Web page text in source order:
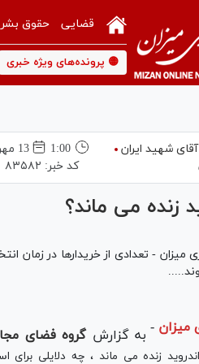
قضایی حقوق بشر
🟡 پرونده‌های ویژه خبری
شهید ایران
1:00
13 مهر 1394
کد خبر: ۸۳۵۸۲
زنده می ماند؟
میزان - تعدادی از خریدارها در
میزان - به گزارشگروه فضای
زنده می ماند ، چه دلایلی برای